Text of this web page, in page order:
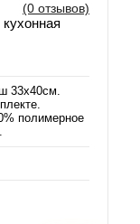
(0 отзывов)
33х40см.
полимерное